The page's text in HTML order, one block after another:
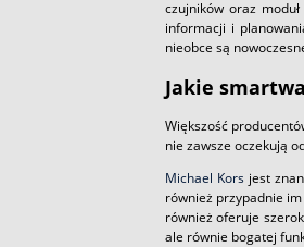
czujników oraz
informacji i
nieobce są
Jakie
Większość
nie zawsze oczekują
Michael Korsjest
również przypadnie
również oferuje
ale równie bogatej